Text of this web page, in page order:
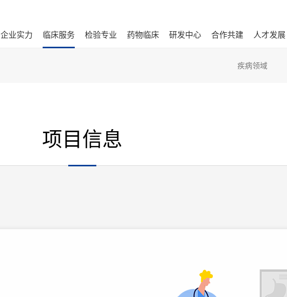
企业实力 临床服务 检验专业 药物临床 研发中心 合作共建 人才发展
疾病领域
项目信息